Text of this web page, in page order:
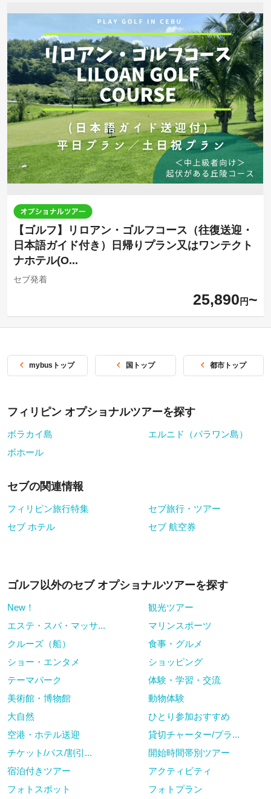
【ゴルフ】リロアン・ゴルフコース（往復送迎・
日本語ガイド付き）日帰りプラン又はワンテクト
ナホテル(O...
セブ発着
25,890 円
mybusトップ 国トップ 都市トップ
フィリピン オプショナルツアーを探す
ボラカイ島
エルニド（パラワン島）
ボホール
セブの関連情報
フィリピン旅行特集
セブ旅行・ツアー
セブ ホテル
セブ 航空券
ゴルフ以外のセブ オプショナルツアーを探す
New！
観光ツアー
エステ・スパ・マッサ...
マリンスポーツ
クルーズ（船）
食事・グルメ
ショー・エンタメ
ショッピング
テーマパーク
体験・学習・交流
美術館・博物館
動物体験
大自然
ひとり参加おすすめ
空港・ホテル送迎
貸切チャーター/プラ...
チケット/パス/割引...
開始時間帯別ツアー
宿泊付きツアー
アクティビティ
フォトスポット
フォトプラン